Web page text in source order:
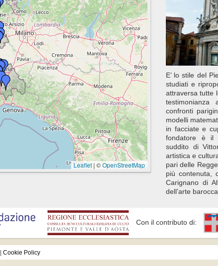
Leaflet | ©OpenStreetMap
E’ lo stile del
studiati e
attraversa tutte
testimonianza
confronti
modelli
in facciate e
fondatore è il
suddito di
artistica e
pari delle
più contenuta,
Carignano di
dell’arte
Con il contributo di:
Cookie Policy